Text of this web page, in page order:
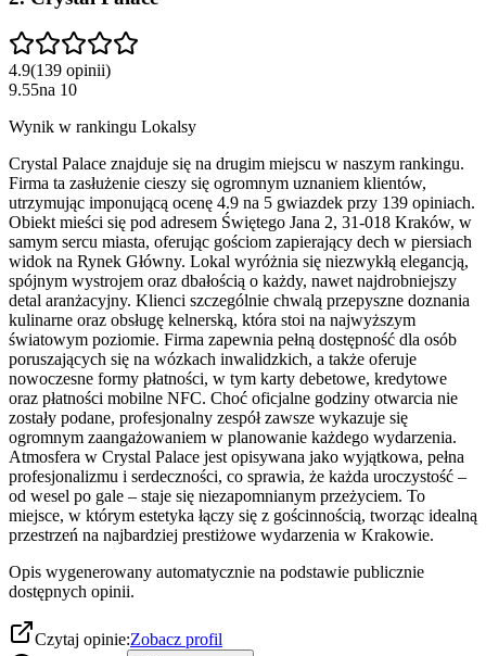
4.9(139 opinii)
9.55na 10
Wynik w rankingu Lokalsy
Crystal Palace znajduje się na drugim miejscu w naszym rankingu.
Firma ta zasłużenie cieszy się ogromnym uznaniem klientów,
utrzymując imponującą ocenę 4.9 na 5 gwiazdek przy 139 opiniach.
Obiekt mieści się pod adresem Świętego Jana 2, 31-018 Kraków, w
samym sercu miasta, oferując gościom zapierający dech w piersiach
widok na Rynek Główny. Lokal wyróżnia się niezwykłą elegancją,
spójnym wystrojem oraz dbałością o każdy, nawet najdrobniejszy
detal aranżacyjny. Klienci szczególnie chwalą przepyszne doznania
kulinarne oraz obsługę kelnerską, która stoi na najwyższym
światowym poziomie. Firma zapewnia pełną dostępność dla osób
poruszających się na wózkach inwalidzkich, a także oferuje
nowoczesne formy płatności, w tym karty debetowe, kredytowe
oraz płatności mobilne NFC. Choć oficjalne godziny otwarcia nie
zostały podane, profesjonalny zespół zawsze wykazuje się
ogromnym zaangażowaniem w planowanie każdego wydarzenia.
Atmosfera w Crystal Palace jest opisywana jako wyjątkowa, pełna
profesjonalizmu i serdeczności, co sprawia, że każda uroczystość –
od wesel po gale – staje się niezapomnianym przeżyciem. To
miejsce, w którym estetyka łączy się z gościnnością, tworząc idealną
przestrzeń na najbardziej prestiżowe wydarzenia w Krakowie.
Opis wygenerowany automatycznie na podstawie publicznie
dostępnych opinii.
Czytaj opinie:Zobacz profil